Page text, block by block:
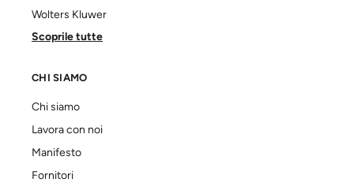
Wolters Kluwer
Scoprile tutte
CHI SIAMO
Chi siamo
Lavora con noi
Manifesto
Fornitori